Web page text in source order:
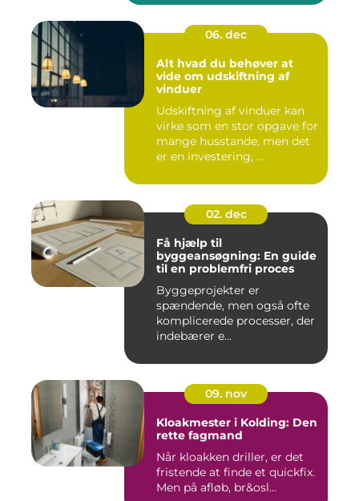
06. dec
Alt hvad du behøver at
vide om udskiftning af
vinduer
Udskiftning af vinduer kan
virke som en stor opgave for
mange husstande, men det
er en investering, ...
02. dec
Få hjælp til
byggeansøgning: En guide
til en problemfri proces
Byggeprojekter er
spændende, men også ofte
komplicerede processer, der
indebærer e...
09. nov
Kloakmester i Kolding: Den
rette fagmand
Når kloakken driller, er det
fristende at finde et quickfix.
Men på afløb, br&osl...